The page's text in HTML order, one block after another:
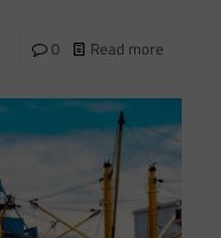
0 Read more